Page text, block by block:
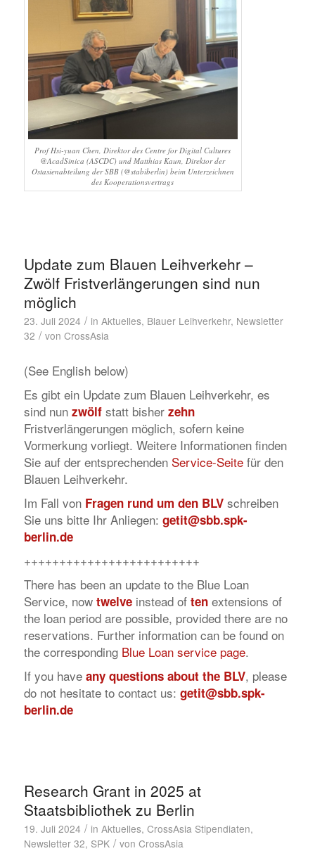
Prof Hsi-yuan Chen, Direktor des Centre for Digital Cultures
@AcadSinica (ASCDC) und Matthias Kaun, Direktor der
Ostasienabteilung der SBB (@stabiberlin) beim Unterzeichnen
des Kooperationsvertrags
Update zum Blauen Leihverkehr –
Zwölf Fristverlängerungen sind nun
möglich
23. Juli 2024 / in Aktuelles, Blauer Leihverkehr, Newsletter
32 / von CrossAsia
(See English below)
Es gibt ein Update zum Blauen Leihverkehr, es
sind nun zwölfstatt bisher zehn
Fristverlängerungen möglich, sofern keine
Vormerkung vorliegt. Weitere Informationen finden
Sie auf der entsprechenden Service-Seitefür den
Blauen Leihverkehr.
Im Fall von Fragen rund um den BLVschreiben
Sie uns bitte Ihr Anliegen: getit@sbb.spk-
berlin.de
+++++++++++++++++++++++++
There has been an update to the Blue Loan
Service, now twelveinstead of tenextensions of
the loan period are possible, provided there are no
reservations. Further information can be found on
the corresponding Blue Loan service page.
If you have any questions about the BLV, please
do not hesitate to contact us: getit@sbb.spk-
berlin.de
Research Grant in 2025 at
Staatsbibliothek zu Berlin
19. Juli 2024 / in Aktuelles, CrossAsia Stipendiaten,
Newsletter 32, SPK / von CrossAsia